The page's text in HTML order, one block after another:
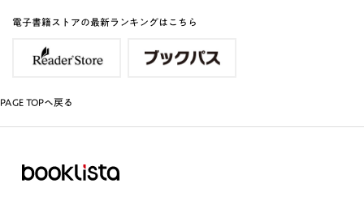
電子書籍ストアの最新ランキングはこちら
PAGE TOPへ戻る